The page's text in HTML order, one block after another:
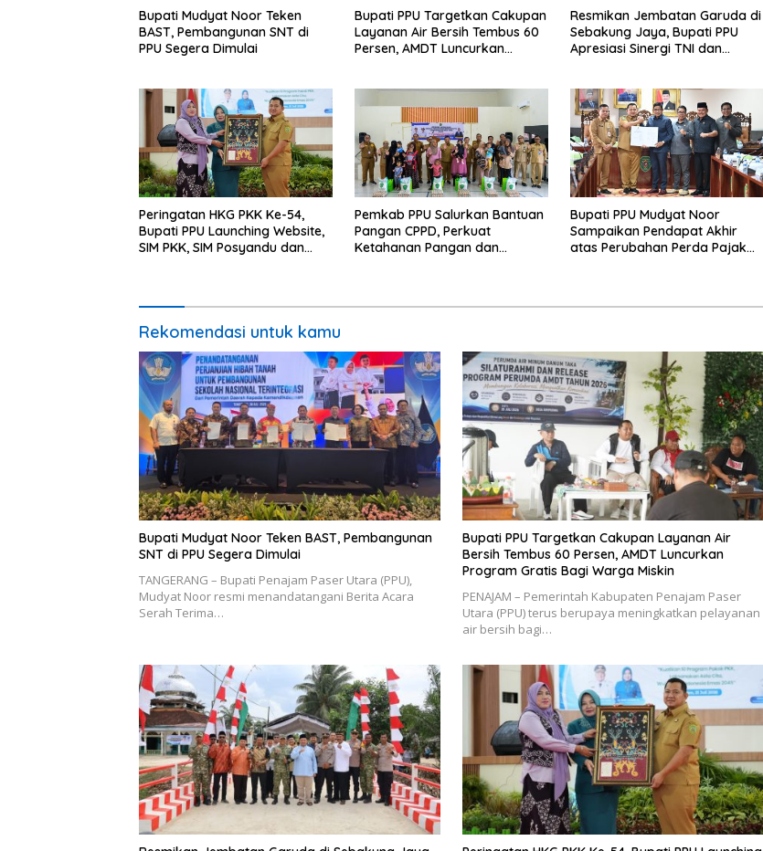
Bupati Mudyat Noor Teken
BAST, Pembangunan SNT di
PPU Segera Dimulai
Bupati PPU Targetkan Cakupan
Layanan Air Bersih Tembus 60
Persen, AMDT Luncurkan
Resmikan Jembatan Garuda di
Sebakung Jaya, Bupati PPU
Apresiasi Sinergi TNI dan
Peringatan HKG PKK Ke-54,
Bupati PPU Launching Website,
SIM PKK, SIM Posyandu dan
Pemkab PPU Salurkan Bantuan
Pangan CPPD, Perkuat
Ketahanan Pangan dan
Bupati PPU Mudyat Noor
Sampaikan Pendapat Akhir
atas Perubahan Perda Pajak
Rekomendasi untuk kamu
Bupati Mudyat Noor Teken BAST, Pembangunan
SNT di PPU Segera Dimulai
TANGERANG – Bupati Penajam Paser Utara (PPU),
Mudyat Noor resmi menandatangani Berita Acara
Serah Terima…
Bupati PPU Targetkan Cakupan Layanan Air
Bersih Tembus 60 Persen, AMDT Luncurkan
Program Gratis Bagi Warga Miskin
PENAJAM – Pemerintah Kabupaten Penajam Paser
Utara (PPU) terus berupaya meningkatkan pelayanan
air bersih bagi…